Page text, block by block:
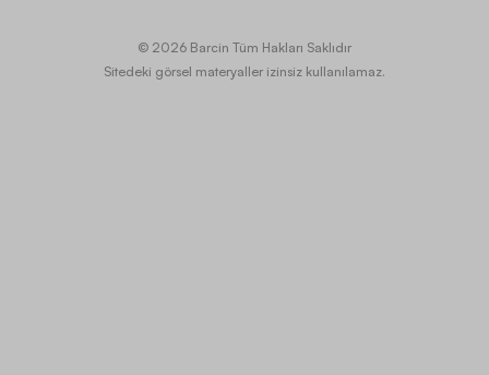
© 2026 Barcin Tüm Hakları Saklıdır
Sitedeki görsel materyaller izinsiz kullanılamaz.